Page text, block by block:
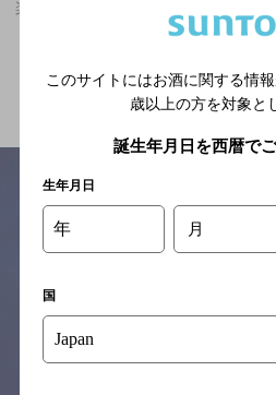
楽しめる,3,000円以上～5,000円未満,
関連ペー
このサイトにはお酒に関する情
歳以上の方を対象と
誕生年月日を西暦で
生年月日
年 月
国